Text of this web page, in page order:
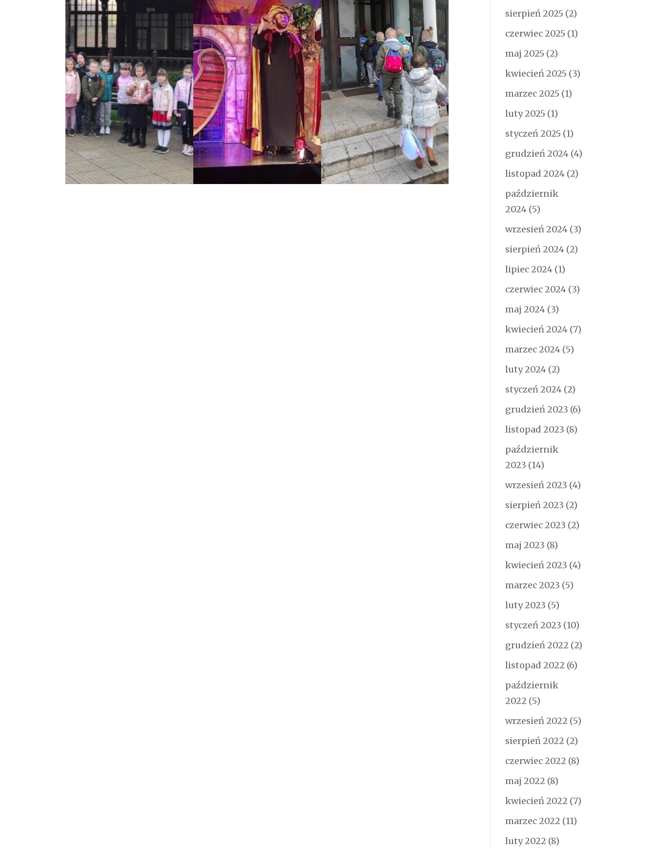
sierpień 2025 (2)
czerwiec 2025 (1)
maj 2025 (2)
kwiecień 2025 (3)
marzec 2025 (1)
luty 2025 (1)
styczeń 2025 (1)
grudzień 2024 (4)
listopad 2024 (2)
październik
2024 (5)
wrzesień 2024 (3)
sierpień 2024 (2)
lipiec 2024 (1)
czerwiec 2024 (3)
maj 2024 (3)
kwiecień 2024 (7)
marzec 2024 (5)
luty 2024 (2)
styczeń 2024 (2)
grudzień 2023 (6)
listopad 2023 (8)
październik
2023 (14)
wrzesień 2023 (4)
sierpień 2023 (2)
czerwiec 2023 (2)
maj 2023 (8)
kwiecień 2023 (4)
marzec 2023 (5)
luty 2023 (5)
styczeń 2023 (10)
grudzień 2022 (2)
listopad 2022 (6)
październik
2022 (5)
wrzesień 2022 (5)
sierpień 2022 (2)
czerwiec 2022 (8)
maj 2022 (8)
kwiecień 2022 (7)
marzec 2022 (11)
luty 2022 (8)